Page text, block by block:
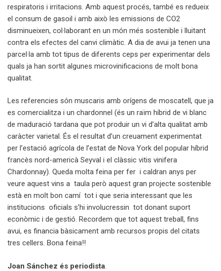
respiratoris i irritacions. Amb aquest procés, també es redueix
el consum de gasoil i amb això les emissions de CO2
disminueixen, col·laborant en un món més sostenible i lluitant
contra els efectes del canvi climàtic. A dia de avui ja tenen una
parcel·la amb tot tipus de diferents ceps per experimentar dels
quals ja han sortit algunes microvinificacions de molt bona
qualitat.
Les referencies són muscaris amb orígens de moscatell, que ja
es comercialitza i un chardonnel (és un raïm híbrid de vi blanc
de maduració tardana que pot produir un vi d’alta qualitat amb
caràcter varietal. És el resultat d’un creuament experimentat
per l’estació agrícola de l’estat de Nova York del popular híbrid
francès nord-americà Seyval i el clàssic vitis vinifera
Chardonnay). Queda molta feina per fer i caldran anys per
veure aquest vins a taula però aquest gran projecte sostenible
està en molt bon camí tot i que seria interessant que les
institucions oficials s’hi involucressin tot donant suport
econòmic i de gestió. Recordem que tot aquest treball, fins
avui, es financia bàsicament amb recursos propis del citats
tres cellers. Bona feina!!
Joan Sánchez és periodista.